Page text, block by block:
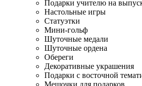
Подарки учителю на
Настольные игры
Статуэтки
Мини-гольф
Шуточные медали
Шуточные ордена
Обереги
Декоративные украшения
Подарки с восточной
Мешочки для подарков